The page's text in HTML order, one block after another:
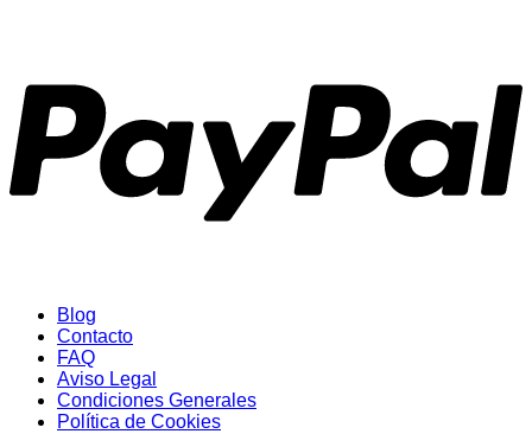
Blog
Contacto
FAQ
Aviso Legal
Condiciones Generales
Política de Cookies